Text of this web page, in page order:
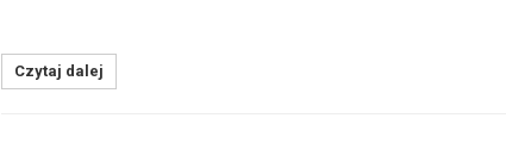
Czytaj dalej